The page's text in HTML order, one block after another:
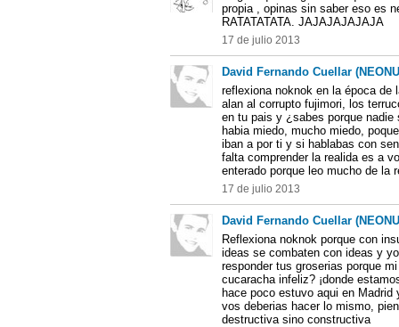
propia , opinas sin saber eso es
RATATATATA. JAJAJAJAJAJA
17 de julio 2013
David Fernando Cuellar
reflexiona noknok en la época de
alan al corrupto fujimori, los
en tu pais y ¿sabes porque
habia miedo, mucho miedo,
iban a por ti y si hablabas con
falta comprender la realida es a
enterado porque leo mucho de la
17 de julio 2013
David Fernando Cuellar
Reflexiona noknok porque con
ideas se combaten con ideas y
responder tus groserias porque
cucaracha infeliz? ¡donde
hace poco estuvo aqui en
vos deberias hacer lo mismo,
destructiva sino constructiva